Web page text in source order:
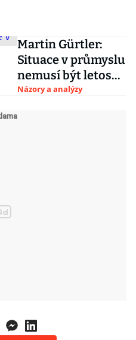
Martin Gürtler:
Situace v průmyslu
nemusí být letos
tak černá
Názory a analýzy